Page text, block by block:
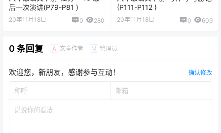
后一次演讲(P79-P81 )
20年11月18日 0 280
(P111-P112 )
20年11月18日 0 609
0 条回复 A 文章作者 M 管理员
欢迎您，新朋友，感谢参与互动！ 确认修改